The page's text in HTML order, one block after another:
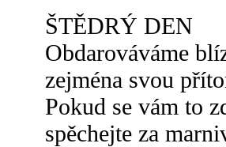
ŠTĚDRÝ DEN
Obdarováváme
zejména svou
Pokud se vám to
spěchejte za